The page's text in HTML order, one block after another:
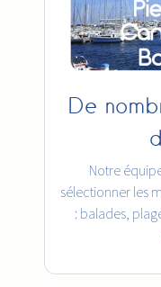
De
Notre
sélectionner les
: balades,